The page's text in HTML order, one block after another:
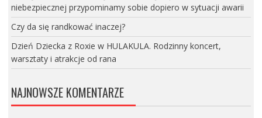
niebezpiecznej przypominamy sobie dopiero w sytuacji awarii
Czy da się randkować inaczej?
Dzień Dziecka z Roxie w HULAKULA. Rodzinny koncert,
warsztaty i atrakcje od rana
NAJNOWSZE KOMENTARZE